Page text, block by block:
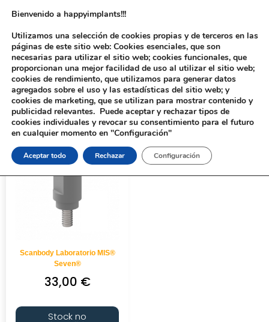
Inicio/ Productos etiquetados “10811”
Scanbody Laboratorio MIS®
Seven®
33,00 €
Stock no
Bienvenido a happyimplants!!!
Utilizamos una selección de cookies propias y de terceros en las
páginas de este sitio web: Cookies esenciales, que son
necesarias para utilizar el sitio web; cookies funcionales, que
proporcionan una mejor facilidad de uso al utilizar el sitio web;
cookies de rendimiento, que utilizamos para generar datos
agregados sobre el uso y las estadísticas del sitio web; y
cookies de marketing, que se utilizan para mostrar contenido y
publicidad relevantes. Puede aceptar y rechazar tipos de
cookies individuales y revocar su consentimiento para el futuro
en cualquier momento en "Configuración"
Aceptar todo Rechazar Configuración